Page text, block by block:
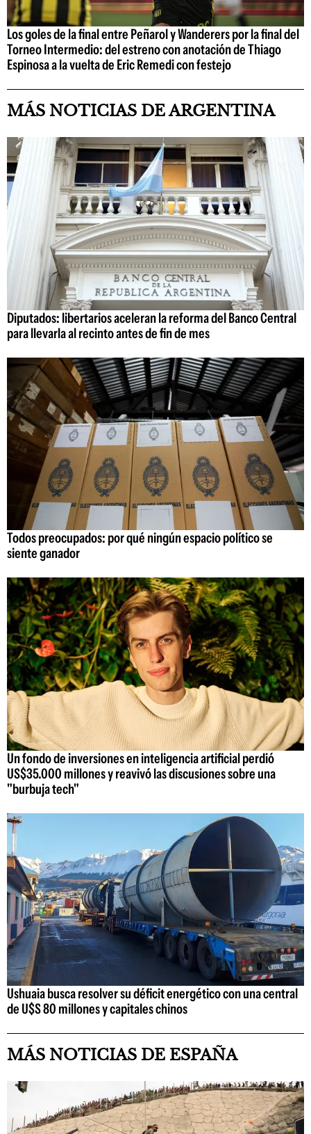
Los goles de la final entre Peñarol y Wanderers por la final del
Torneo Intermedio: del estreno con anotación de Thiago
Espinosa a la vuelta de Eric Remedi con festejo
MÁS NOTICIAS DE ARGENTINA
Diputados: libertarios aceleran la reforma del Banco Central
para llevarla al recinto antes de fin de mes
Todos preocupados: por qué ningún espacio político se
siente ganador
Un fondo de inversiones en inteligencia artificial perdió
US$35.000 millones y reavivó las discusiones sobre una
"burbuja tech"
Ushuaia busca resolver su déficit energético con una central
de U$S 80 millones y capitales chinos
MÁS NOTICIAS DE ESPAÑA